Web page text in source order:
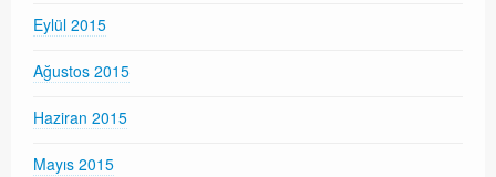
Eylül 2015
Ağustos 2015
Haziran 2015
Mayıs 2015